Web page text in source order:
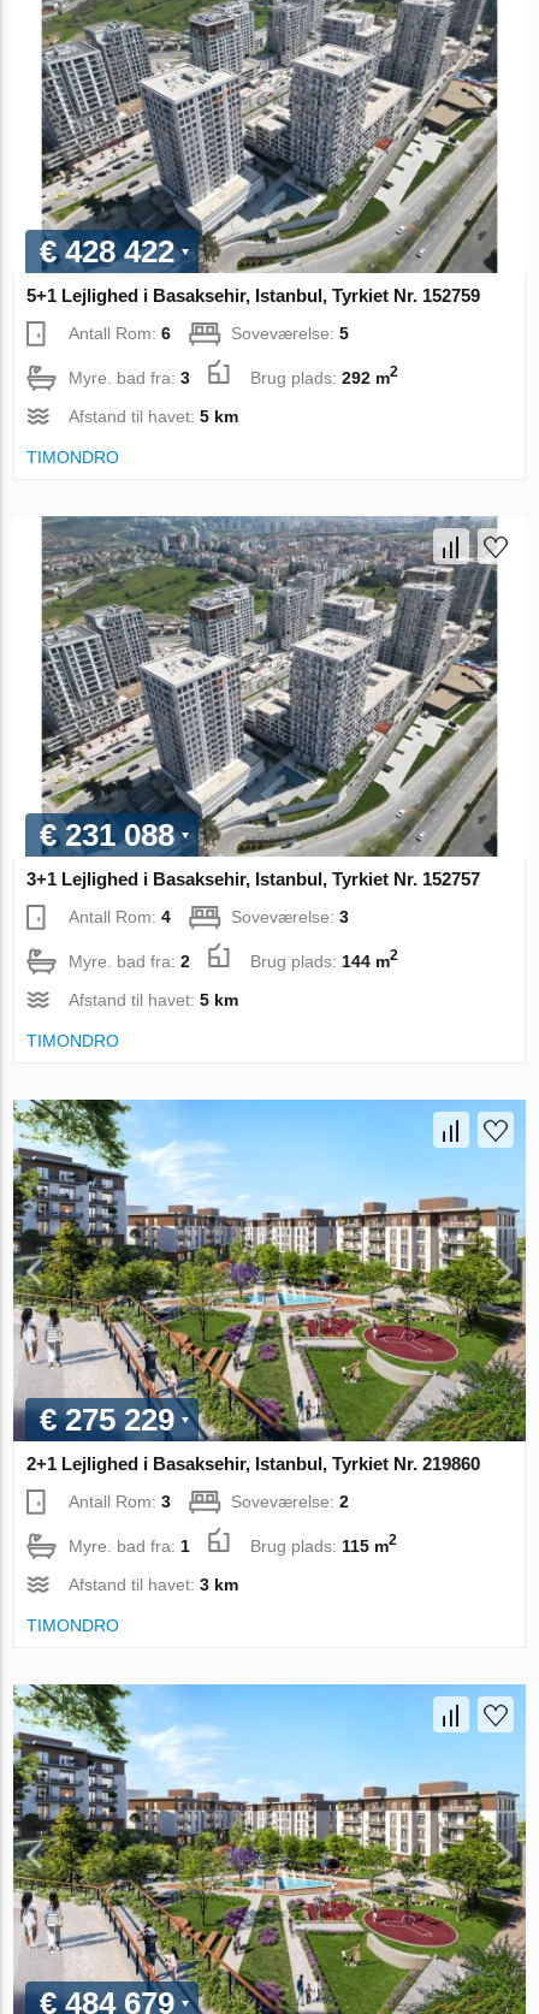
€ 428 422
5+1 Lejlighed i Basaksehir, Istanbul, Tyrkiet Nr. 152759
Antall Rom:6 Soveværelse:5
Myre. bad fra:3 Brug plads:292 m2
Afstand til havet:5 km
TIMONDRO
€ 231 088
3+1 Lejlighed i Basaksehir, Istanbul, Tyrkiet Nr. 152757
Antall Rom:4 Soveværelse:3
Myre. bad fra:2 Brug plads: 144 m2
Afstand til havet:5 km
TIMONDRO
€ 275 229
2+1 Lejlighed i Basaksehir, Istanbul, Tyrkiet Nr. 219860
Antall Rom:3 Soveværelse:2
Myre. bad fra: 1 Brug plads: 115 m2
Afstand til havet:3 km
TIMONDRO
€ 484 679